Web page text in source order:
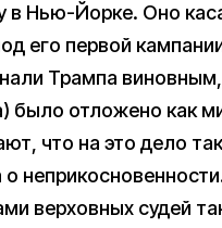
в Нью-Йорке. Оно
его первой
Трампа
было отложено как
что на это дело
о
верховных судей